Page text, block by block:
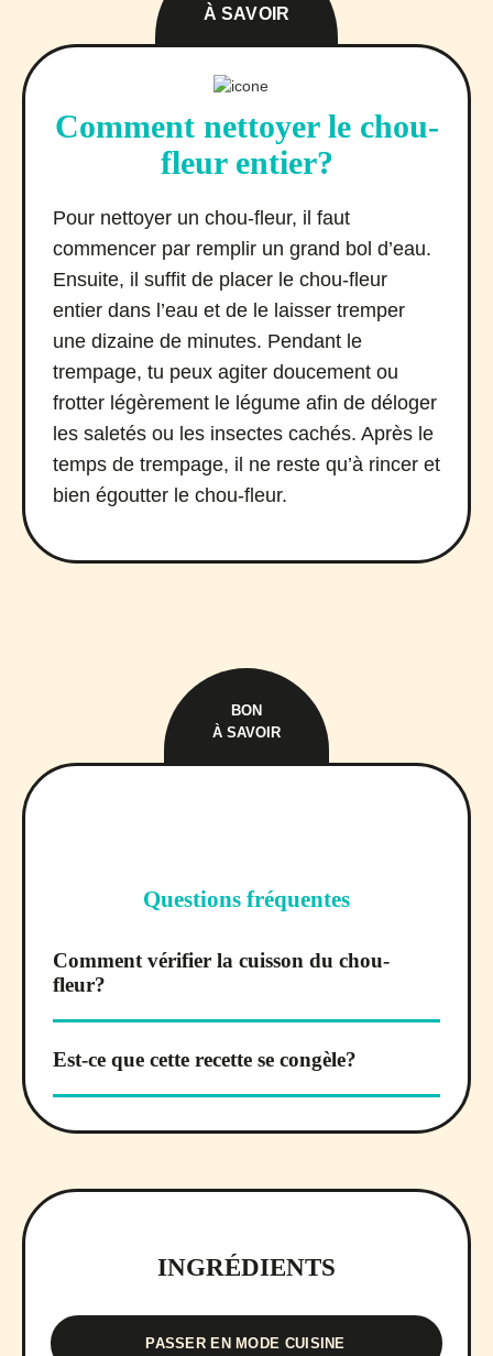
À SAVOIR
Comment nettoyer le chou-
fleur entier?
Pour nettoyer un chou-fleur, il faut
commencer par remplir un grand bol d’eau.
Ensuite, il suffit de placer le chou-fleur
entier dans l’eau et de le laisser tremper
une dizaine de minutes. Pendant le
trempage, tu peux agiter doucement ou
frotter légèrement le légume afin de déloger
les saletés ou les insectes cachés. Après le
temps de trempage, il ne reste qu’à rincer et
bien égoutter le chou-fleur.
BON
À SAVOIR
Questions fréquentes
Comment vérifier la cuisson du chou-
fleur?
Est-ce que cette recette se congèle?
INGRÉDIENTS
PASSER EN MODE CUISINE